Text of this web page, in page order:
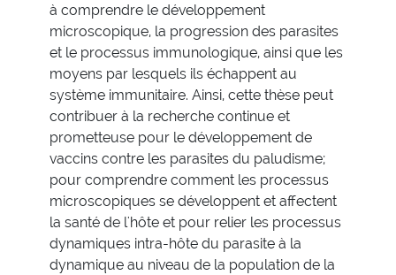
à comprendre le développement
microscopique, la progression des parasites
et le processus immunologique, ainsi que les
moyens par lesquels ils échappent au
système immunitaire. Ainsi, cette thèse peut
contribuer à la recherche continue et
prometteuse pour le développement de
vaccins contre les parasites du paludisme;
pour comprendre comment les processus
microscopiques se développent et affectent
la santé de l'hôte et pour relier les processus
dynamiques intra-hôte du parasite à la
dynamique au niveau de la population de la